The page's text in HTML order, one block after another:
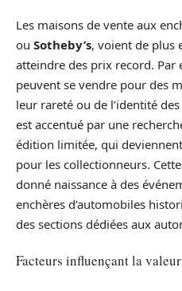
Les maisons de vente aux
ou Sotheby’s, voient de plus
atteindre des prix record. Par
peuvent se vendre pour des
leur rareté ou de l’identité
est accentué par une
édition limitée, qui
pour les collectionneurs.
donné naissance à des
enchères d’automobiles
des sections dédiées aux
Facteurs influençant la valeur